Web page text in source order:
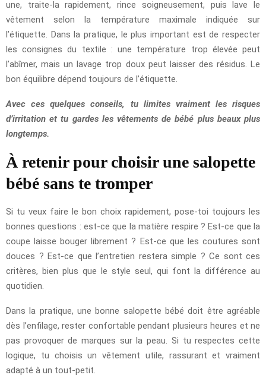
une, traite-la rapidement, rince soigneusement, puis lave le
vêtement selon la température maximale indiquée sur
l’étiquette. Dans la pratique, le plus important est de respecter
les consignes du textile : une température trop élevée peut
l’abîmer, mais un lavage trop doux peut laisser des résidus. Le
bon équilibre dépend toujours de l’étiquette.
Avec ces quelques conseils, tu limites vraiment les risques
d’irritation et tu gardes les vêtements de bébé plus beaux plus
longtemps.
À retenir pour choisir une salopette
bébé sans te tromper
Si tu veux faire le bon choix rapidement, pose-toi toujours les
bonnes questions : est-ce que la matière respire ? Est-ce que la
coupe laisse bouger librement ? Est-ce que les coutures sont
douces ? Est-ce que l’entretien restera simple ? Ce sont ces
critères, bien plus que le style seul, qui font la différence au
quotidien.
Dans la pratique, une bonne salopette bébé doit être agréable
dès l’enfilage, rester confortable pendant plusieurs heures et ne
pas provoquer de marques sur la peau. Si tu respectes cette
logique, tu choisis un vêtement utile, rassurant et vraiment
adapté à un tout-petit.